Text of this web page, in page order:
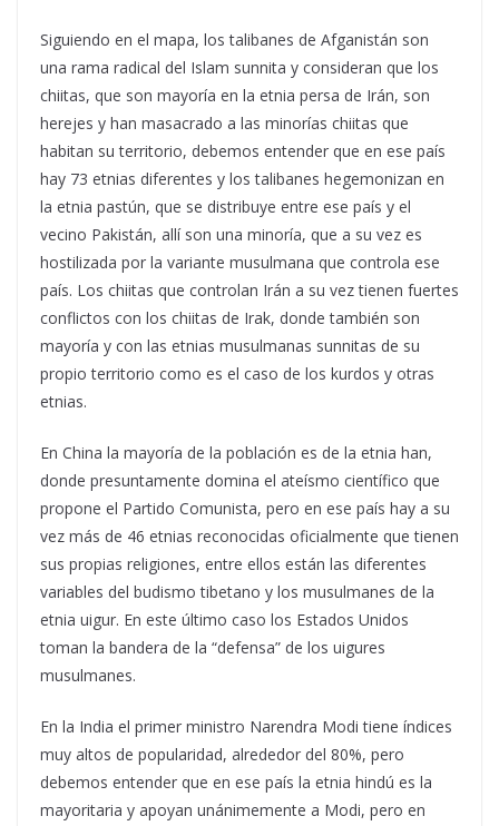
Siguiendo en el mapa, los talibanes de Afganistán son
una rama radical del Islam sunnita y consideran que los
chiitas, que son mayoría en la etnia persa de Irán, son
herejes y han masacrado a las minorías chiitas que
habitan su territorio, debemos entender que en ese país
hay 73 etnias diferentes y los talibanes hegemonizan en
la etnia pastún, que se distribuye entre ese país y el
vecino Pakistán, allí son una minoría, que a su vez es
hostilizada por la variante musulmana que controla ese
país. Los chiitas que controlan Irán a su vez tienen fuertes
conflictos con los chiitas de Irak, donde también son
mayoría y con las etnias musulmanas sunnitas de su
propio territorio como es el caso de los kurdos y otras
etnias.
En China la mayoría de la población es de la etnia han,
donde presuntamente domina el ateísmo científico que
propone el Partido Comunista, pero en ese país hay a su
vez más de 46 etnias reconocidas oficialmente que tienen
sus propias religiones, entre ellos están las diferentes
variables del budismo tibetano y los musulmanes de la
etnia uigur. En este último caso los Estados Unidos
toman la bandera de la “defensa” de los uigures
musulmanes.
En la India el primer ministro Narendra Modi tiene índices
muy altos de popularidad, alrededor del 80%, pero
debemos entender que en ese país la etnia hindú es la
mayoritaria y apoyan unánimemente a Modi, pero en